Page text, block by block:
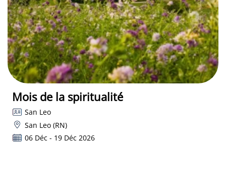
Mois de la spiritualité
San Leo
San Leo (RN)
06 Déc - 19 Déc 2026